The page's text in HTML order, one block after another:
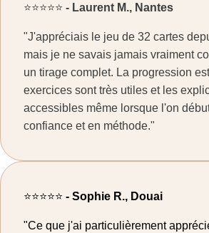
⭐⭐⭐⭐⭐ - Laurent M., Nantes
"J'appréciais le jeu de 32 cartes
mais je ne savais jamais vraiment
un tirage complet. La progression
exercices sont très utiles et les
accessibles même lorsque l'on
confiance et en méthode."
⭐⭐⭐⭐⭐ - Sophie R., Douai
"Ce que j'ai particulièrement